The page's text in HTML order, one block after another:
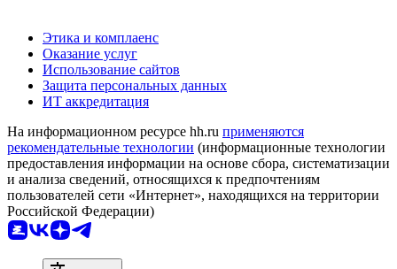
Этика и комплаенс
Оказание услуг
Использование сайтов
Защита персональных данных
ИТ аккредитация
На информационном ресурсе hh.ru применяются
рекомендательные технологии (информационные технологии
предоставления информации на основе сбора, систематизации
и анализа сведений, относящихся к предпочтениям
пользователей сети «Интернет», находящихся на территории
Российской Федерации)